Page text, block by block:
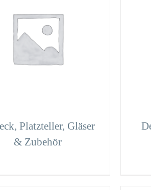
Platzteller, Gläser
& Zubehör